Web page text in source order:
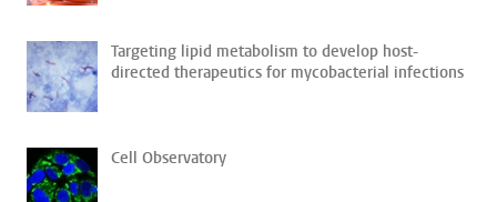
Targeting lipid metabolism to develop host-
directed therapeutics for mycobacterial infections
Cell Observatory